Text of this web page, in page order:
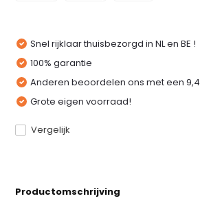
Snel rijklaar thuisbezorgd in NL en BE !
100% garantie
Anderen beoordelen ons met een 9,4
Grote eigen voorraad!
Vergelijk
Productomschrijving